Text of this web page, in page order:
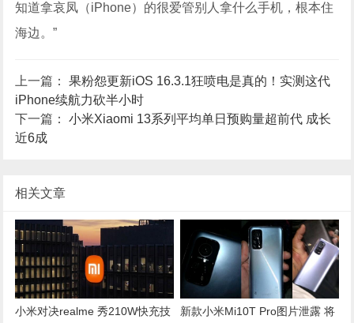
知道拿哀凤（iPhone）的很爱管别人拿什么手机，根本住
海边。”
上一篇：果粉怨更新iOS 16.3.1狂喷电是真的！实测这代
iPhone续航力砍半小时
下一篇：小米Xiaomi 13系列平均单日预购量超前代 成长
近6成
相关文章
小米对决realme 秀210W快充技
新款小米Mi10T Pro图片泄露 将